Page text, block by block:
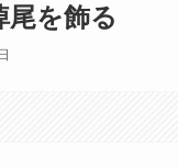
尾を飾る